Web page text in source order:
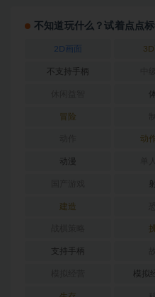
不知道玩什么？试着点点
2D画面
不支持手柄
冒险
动
动漫
建造
支持手柄
模拟